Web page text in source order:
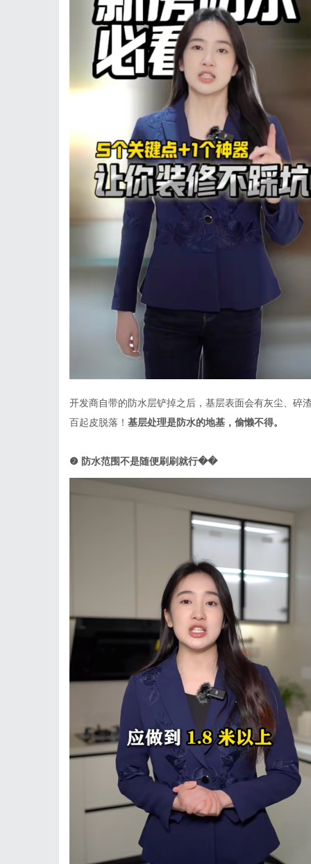
开发商自带的防水层铲掉之后，基层表面会有灰尘、碎
百起皮脱落！ 基层处理是防水的地基，偷懒不得。
❷ 防水范围不是随便刷刷就行��